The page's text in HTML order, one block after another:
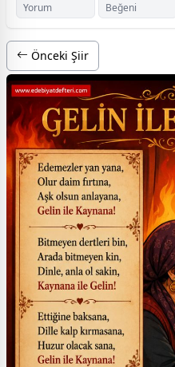
Yorum Beğeni
Önceki Şiir